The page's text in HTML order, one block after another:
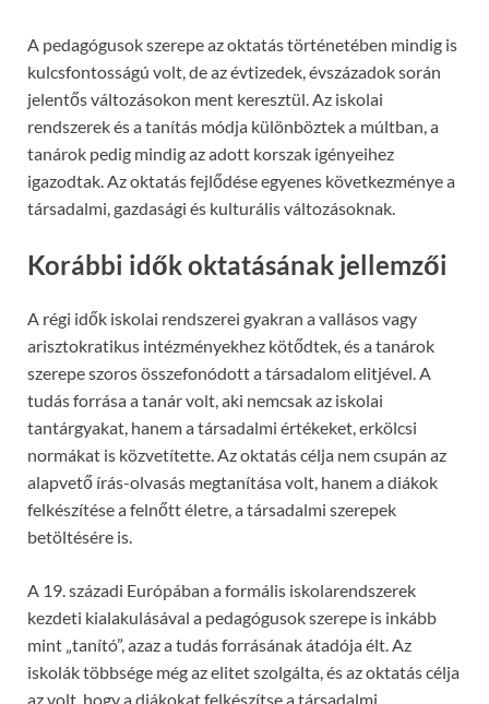
A pedagógusok szerepe az oktatás történetében mindig is
kulcsfontosságú volt, de az évtizedek, évszázadok során
jelentős változásokon ment keresztül. Az iskolai
rendszerek és a tanítás módja különböztek a múltban, a
tanárok pedig mindig az adott korszak igényeihez
igazodtak. Az oktatás fejlődése egyenes következménye a
társadalmi, gazdasági és kulturális változásoknak.
Korábbi idők oktatásának jellemzői
A régi idők iskolai rendszerei gyakran a vallásos vagy
arisztokratikus intézményekhez kötődtek, és a tanárok
szerepe szoros összefonódott a társadalom elitjével. A
tudás forrása a tanár volt, aki nemcsak az iskolai
tantárgyakat, hanem a társadalmi értékeket, erkölcsi
normákat is közvetítette. Az oktatás célja nem csupán az
alapvető írás-olvasás megtanítása volt, hanem a diákok
felkészítése a felnőtt életre, a társadalmi szerepek
betöltésére is.
A 19. századi Európában a formális iskolarendszerek
kezdeti kialakulásával a pedagógusok szerepe is inkább
mint „tanító”, azaz a tudás forrásának átadója élt. Az
iskolák többsége még az elitet szolgálta, és az oktatás célja
az volt, hogy a diákokat felkészítse a társadalmi